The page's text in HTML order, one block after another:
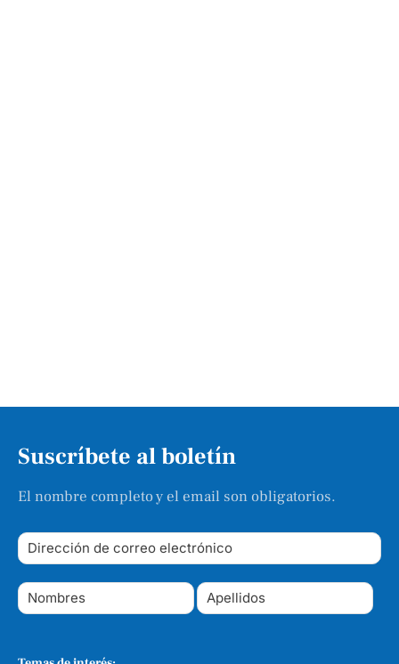
Suscríbete al boletín
El nombre completo y el email son obligatorios.